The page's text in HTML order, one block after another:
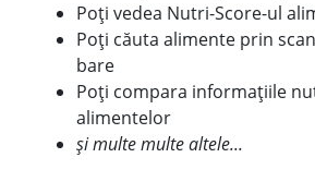
Poți vedea Nutri-Score-ul
Poți căuta alimente prin
bare
Poți compara informațiile
alimentelor
și multe multe altele...